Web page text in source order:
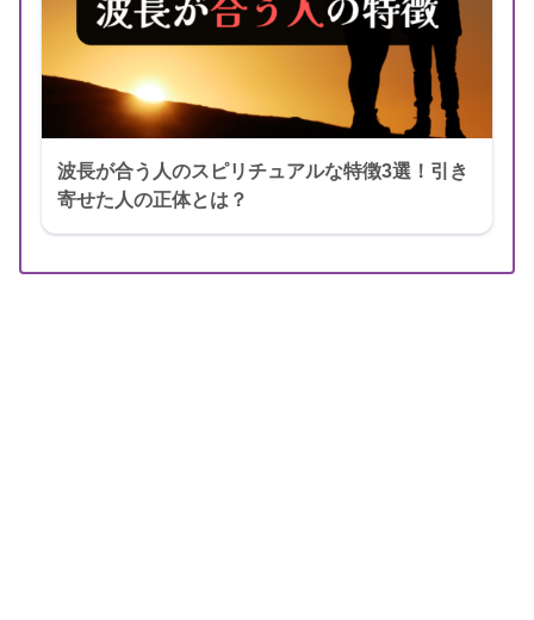
波長が合う人のスピリチュアルな特徴3選！引き
寄せた人の正体とは？